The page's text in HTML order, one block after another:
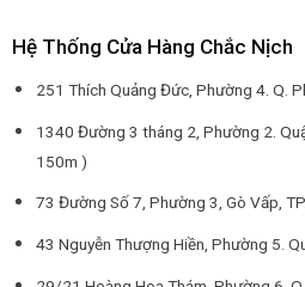
Hệ Thống Cửa Hàng Chắc Nịch
251 Thích Quảng Đức, Phường 4. Q.
1340 Đường 3 tháng 2, Phường 2.
150m )
73 Đường Số 7, Phường 3, Gò Vấp,
43 Nguyễn Thượng Hiền, Phường 5.